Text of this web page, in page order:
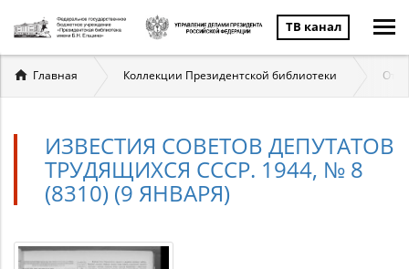
ТВ канал
Вы
здесь
Главная Коллекции Президентской библиотеки
ИЗВЕСТИЯ СОВЕТОВ ДЕПУТАТОВ
ТРУДЯЩИХСЯ СССР. 1944, № 8
(8310) (9 ЯНВАРЯ)